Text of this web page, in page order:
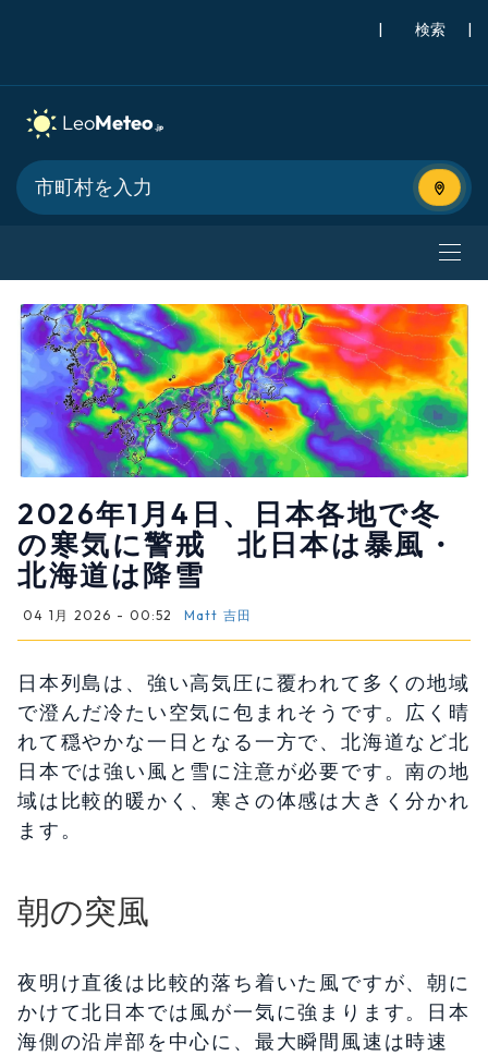
| |
現在地
2026年1月4日、日本各地で冬
の寒気に警戒 北日本は暴風・
北海道は降雪
04 1月 2026 - 00:52 Matt 吉田
日本列島は、強い高気圧に覆われて多くの地域
で澄んだ冷たい空気に包まれそうです。広く晴
れて穏やかな一日となる一方で、北海道など北
日本では強い風と雪に注意が必要です。南の地
域は比較的暖かく、寒さの体感は大きく分かれ
ます。
朝の突風
夜明け直後は比較的落ち着いた風ですが、朝に
かけて北日本では風が一気に強まります。日本
海側の沿岸部を中心に、最大瞬間風速は時速